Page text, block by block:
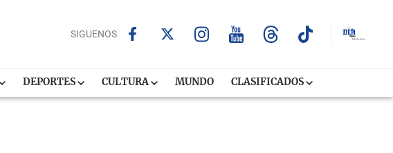
SIGUENOS
DEPORTES CULTURA MUNDO CLASIFICADOS